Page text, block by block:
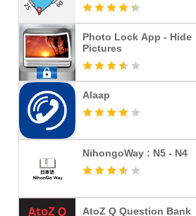
Photo Lock App - Hide
Pictures
Alaap
NihongoWay : N5 - N4
AtoZ Q Question Bank